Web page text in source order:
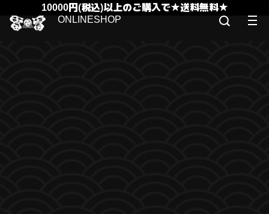
10000円(税込)以上のご購入で★送料無料★
ONLINESHOP